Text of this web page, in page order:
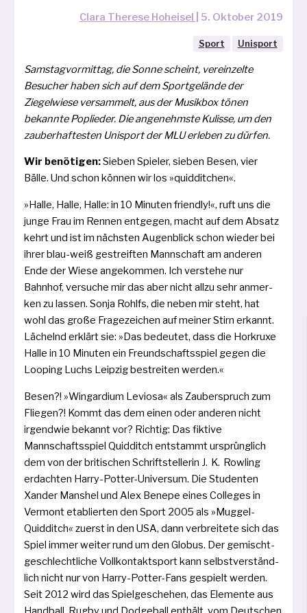
Clara Therese Hoheisel 5. Oktober 2019
Sport Unisport
Samstagvormittag, die Sonne scheint, ver­ein­zel­te
Besucher haben sich auf dem Sportgelände der
Ziegelwiese ver­sam­melt, aus der Musikbox tönen
bekann­te Poplieder. Die ange­nehms­te Kulisse, um den
zau­ber­haf­tes­ten Unisport der MLU erle­ben zu dürfen.
Wir benö­ti­gen:Sieben Spieler, sie­ben Besen, vier
Bälle. Und schon kön­nen wir los »quid­dit­chen«.
»Halle, Halle, Halle: in 10 Minuten friend­ly!«, ruft uns die
jun­ge Frau im Rennen ent­ge­gen, macht auf dem Absatz
kehrt und ist im nächs­ten Augenblick schon wie­der bei
ihrer blau-weiß gestreif­ten Mannschaft am ande­ren
Ende der Wiese ange­kom­men. Ich ver­ste­he nur
Bahnhof, ver­su­che mir das aber nicht all­zu sehr anmer­
ken zu las­sen. Sonja Rohlfs, die neben mir steht, hat
wohl das gro­ße Fragezeichen auf mei­ner Stirn erkannt.
Lächelnd erklärt sie: »Das bedeu­tet, dass die Horkruxe
Halle in 10 Minuten ein Freundschaftsspiel gegen die
Looping Luchs Leipzig bestrei­ten werden.«
Besen?! »Wingardium Leviosa« als Zauberspruch zum
Fliegen?! Kommt das dem einen oder ande­ren nicht
irgend­wie bekannt vor? Richtig: Das fik­ti­ve
Mannschaftsspiel Quidditch ent­stammt ursprüng­lich
dem von der bri­ti­schen Schriftstellerin J. K. Rowling
erdach­ten Harry-Potter-Universum. Die Studenten
Xander Manshel und Alex Benepe eines Colleges in
Vermont eta­blier­ten den Sport 2005 als »Muggel-
Quidditch« zuerst in den USA, dann ver­brei­te­te sich das
Spiel immer wei­ter rund um den Globus. Der gemischt­
ge­schlecht­li­che Vollkontaktsport kann selbst­ver­ständ­
lich nicht nur von Harry-Potter-Fans gespielt wer­den.
Seit 2012 wird das Spielgeschehen, das Elemente aus